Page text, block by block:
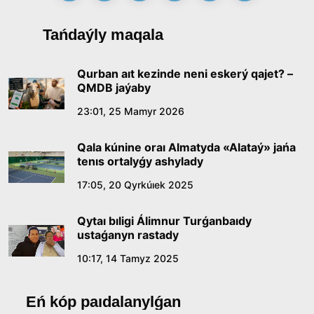
Qazaq tilindegi «qut» konseptisiniń
lıngvomádenı sıpaty
09:21, 21 Shilde 2026
Abaıdyń adam tárbıesi týraly kózqarastarynyń
18:59, 20 Shilde 2026
Jasandy ıntellekt: adamzattyń kómekshisi me,
18:16, 20 Shilde 2026
jetistikteri men damý baǵyty
Tańdaýly maqala
Qurban aıt kezinde neni eskerý qajet? –
QMDB jaýaby
23:01, 25 Mamyr 2026
Qala kúnine oraı Almatyda «Alataý» jańa
tenıs ortalyǵy ashylady
17:05, 20 Qyrkúıek 2025
Qytaı bıligi Álimnur Turǵanbaıdy
ustaǵanyn rastady
10:17, 14 Tamyz 2025
Eń kóp paıdalanylǵan